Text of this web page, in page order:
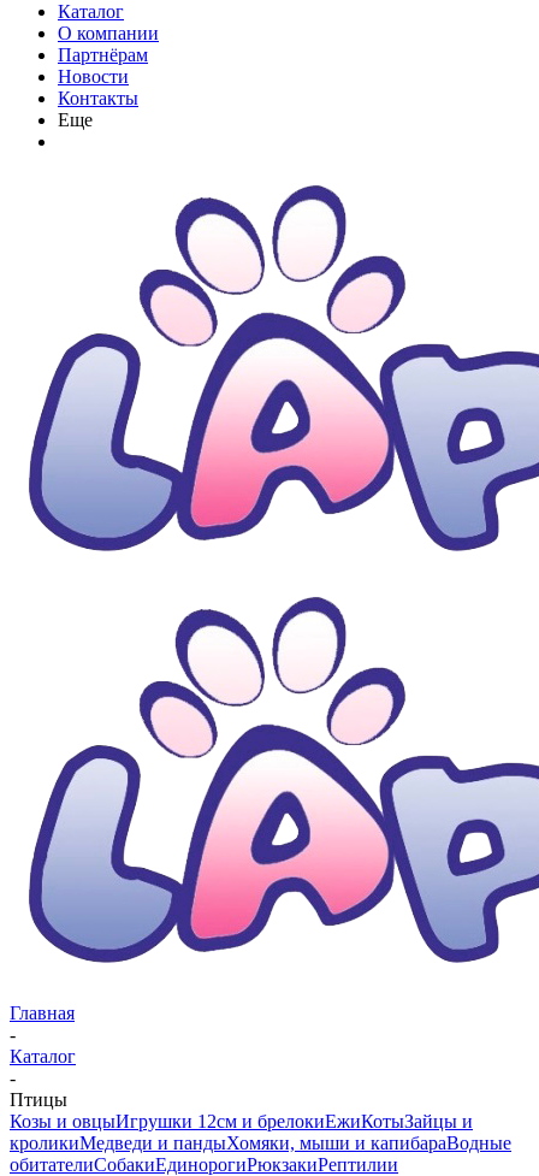
Каталог
О компании
Партнёрам
Новости
Контакты
Еще
Главная
-
Каталог
-
Птицы
Козы и овцыИгрушки 12см и брелокиЕжиКотыЗайцы и
кроликиМедведи и пандыХомяки, мыши и капибараВодные
обитателиСобакиЕдинорогиРюкзакиРептилии